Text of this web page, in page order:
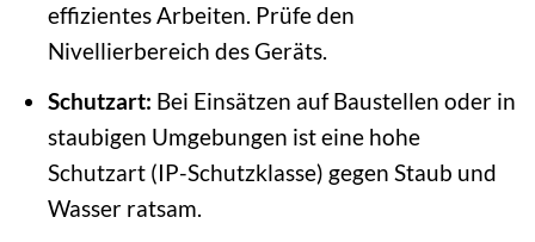
effizientes Arbeiten. Prüfe den
Nivellierbereich des Geräts.
Schutzart: Bei Einsätzen auf Baustellen oder in
staubigen Umgebungen ist eine hohe
Schutzart (IP-Schutzklasse) gegen Staub und
Wasser ratsam.